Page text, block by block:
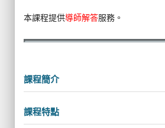
本課程提供導師解答服務。
課程簡介
課程特點